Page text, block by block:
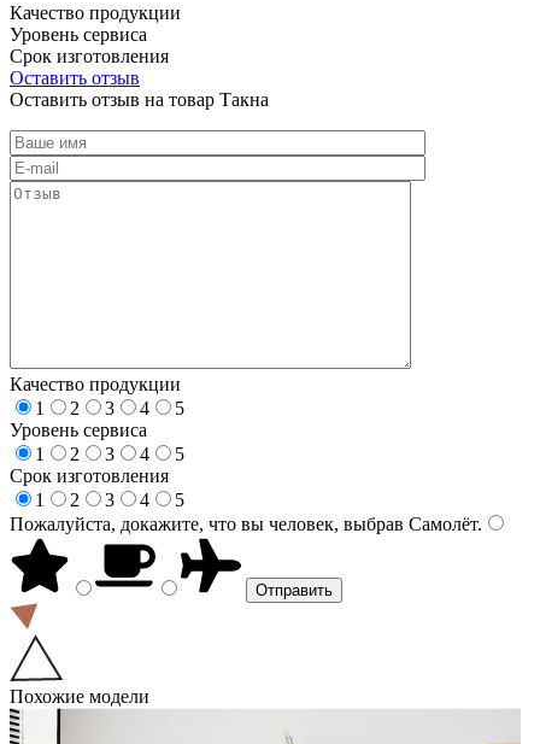
Качество продукции
Уровень сервиса
Срок изготовления
Оставить отзыв
Оставить отзыв на товар Такна
Качество продукции
1
2 3 4
5
Уровень сервиса
1
2 3 4
5
Срок изготовления
1
2 3 4
5
Пожалуйста, докажите, что вы человек, выбрав Самолёт.
Похожие модели